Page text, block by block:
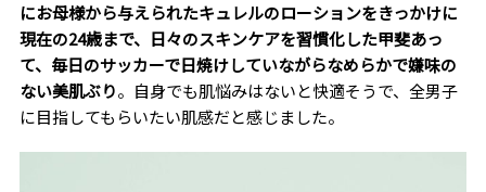
にお母様から与えられたキュレルのローションをきっかけに
現在の24歳まで、日々のスキンケアを習慣化した甲斐あっ
て、毎日のサッカーで日焼けしていながらなめらかで嫌味の
ない美肌ぶり。自身でも肌悩みはないと快適そうで、全男子
に目指してもらいたい肌感だと感じました。